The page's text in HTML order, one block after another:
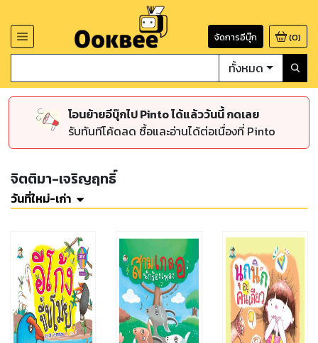
จัดการอีบุ๊ก (0)
ทั้งหมด
โอนย้ายอีบุ๊กไป Pinto ได้แล้ววันนี้ กดเลย
รับทันทีโค้ดลด ซื้อและอ่านได้ต่อเนื่องที่ Pinto
จิตติมา-เจริญฤทธิ์
วันที่ใหม่-เก่า